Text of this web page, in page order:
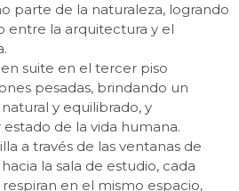
parte de la naturaleza, logrando
entre la arquitectura y el
suite en el tercer piso
pesadas, brindando un
y equilibrado, y
de la vida humana.
a través de las ventanas de
la sala de estudio, cada
en el mismo espacio,